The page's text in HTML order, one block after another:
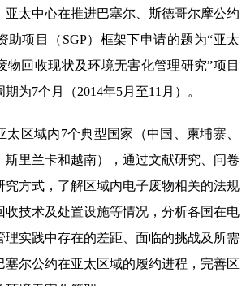
亚太中心在推进巴塞尔、斯德哥尔摩公约
助项目（SGP）框架下申请的题为“亚太
物回收现状及环境无害化管理研究”项目
为7个月（2014年5月至11月）。
太区域内7个典型国家（中国、柬埔寨、
斯里兰卡和越南），通过文献研究、问卷
究方式，了解区域内电子废物相关的法规
收技术及处置设施等情况，分析各国在电
理实践中存在的差距、面临的挑战及所需
塞尔公约在亚太区域的履约进程，完善区